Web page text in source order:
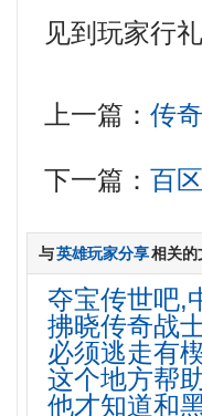
见到玩家行
上一篇：传
下一篇：百
与英雄玩家分享相关的
夺宝传世吧,
拂晓传奇战
必须逃走有
这个地方帮
他才知道和